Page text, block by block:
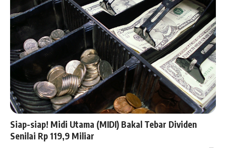
Siap-siap! Midi Utama (MIDI) Bakal Tebar Dividen
Senilai Rp 119,9 Miliar